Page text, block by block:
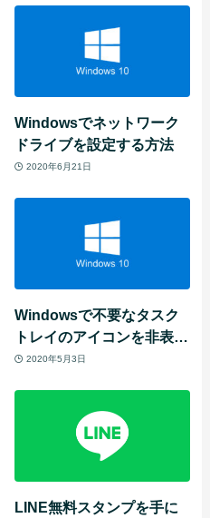
Windowsでネットワーク
ドライブを設定する方法
2020年6月21日
Windowsで不要なタスク
トレイのアイコンを非表示
にする方法
2020年5月3日
LINE無料スタンプを手に